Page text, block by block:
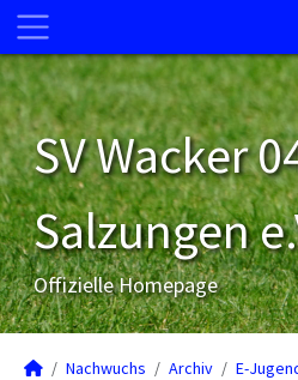
SV Wacker
Salzungen
Offizielle Homepage
Nachwuchs Archiv E-